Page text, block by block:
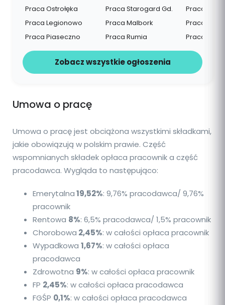
Praca Ostrołęka
Praca Legionowo
Praca Piaseczno
Praca Starogard Gd.
Praca Malbork
Praca Rumia
Praca
Praca
Praca
Zobacz wszystkie ogłoszenia
Umowa o pracę
Umowa o pracę jest obciążona wszystkimi składkami,
jakie obowiązują w polskim prawie. Część
wspomnianych składek opłaca pracownik a część
pracodawca. Wygląda to następująco:
Emerytalna19,52%: 9,76% pracodawca/ 9,76%
pracownik
Rentowa 8%: 6,5% pracodawca/ 1,5% pracownik
Chorobowa 2,45%: w całości opłaca pracownik
Wypadkowa 1,67%: w całości opłaca
pracodawca
Zdrowotna 9%: w całości opłaca pracownik
FP 2,45%: w całości opłaca pracodawca
FGŚP 0,1%: w całości opłaca pracodawca